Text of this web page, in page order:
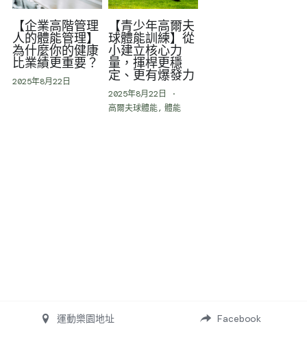
【企業高階管理
人的體能管理】
為什麼你的健康
比業績更重要？
2025年8月22日
【青少年高爾夫
球體能訓練】從
小建立核心力
量，揮桿更穩
定、更有爆發力
2025年8月22日
·
高爾夫球體能, 體能
運動樂園地址 Facebook